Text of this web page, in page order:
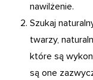
nawilżenie.
Szukaj
twarzy,
które są
są one